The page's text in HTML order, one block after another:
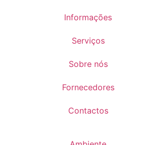
Informações
Serviços
Sobre nós
Fornecedores
Contactos